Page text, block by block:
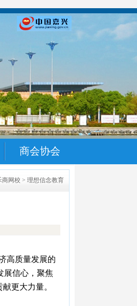
商会协会
商网校 > 理想信念教育
高质量发展的
展信心，聚焦
更大力量。